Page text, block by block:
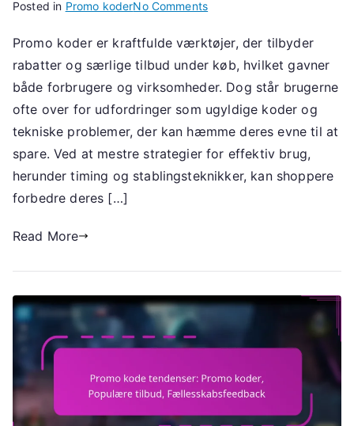
Posted in Promo koderNo Commentson
kode
udfordringer:
Promo
koder,
Strategier,
arrangementer
Promo koder er kraftfulde værktøjer, der tilbyder
rabatter og særlige tilbud under køb, hvilket gavner
både forbrugere og virksomheder. Dog står brugerne
ofte over for udfordringer som ugyldige koder og
tekniske problemer, der kan hæmme deres evne til at
spare. Ved at mestre strategier for effektiv brug,
herunder timing og stablingsteknikker, kan shoppere
forbedre deres […]
Read More